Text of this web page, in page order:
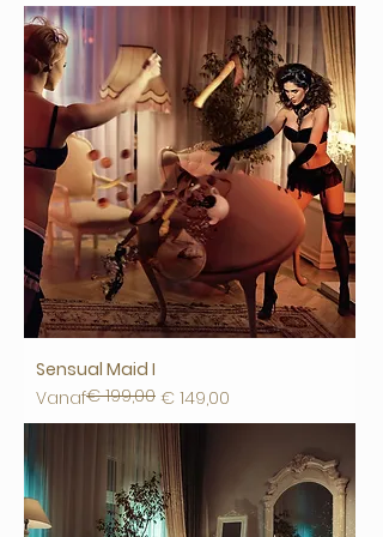
Sensual Maid I
Vanaf
Normale prijs
€ 199,00 € 149,00
Verkoopprijs